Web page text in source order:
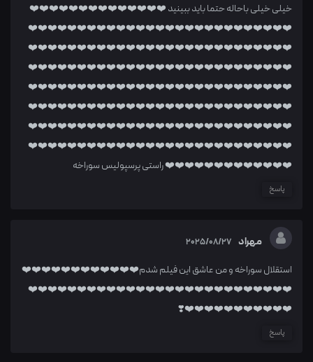
خیلی خیلی باحاله حتما باید ببینید ❤️❤️❤️❤️❤️❤️❤️❤️❤️❤️❤️❤️❤️❤️
❤️❤️❤️❤️❤️❤️❤️❤️❤️❤️❤️❤️❤️❤️❤️❤️❤️❤️❤️❤️❤️❤️❤️❤️❤️❤️❤️
❤️❤️❤️❤️❤️❤️❤️❤️❤️❤️❤️❤️❤️❤️❤️❤️❤️❤️❤️❤️❤️❤️❤️❤️❤️❤️❤️
❤️❤️❤️❤️❤️❤️❤️❤️❤️❤️❤️❤️❤️❤️❤️❤️❤️❤️❤️❤️❤️❤️❤️❤️❤️❤️❤️
❤️❤️❤️❤️❤️❤️❤️❤️❤️❤️❤️❤️❤️❤️❤️❤️❤️❤️❤️❤️❤️❤️❤️❤️❤️❤️❤️
❤️❤️❤️❤️❤️❤️❤️❤️❤️❤️❤️❤️❤️❤️❤️❤️❤️❤️❤️❤️❤️❤️❤️❤️❤️❤️❤️
❤️❤️❤️❤️❤️❤️❤️❤️❤️❤️❤️❤️❤️❤️❤️❤️❤️❤️❤️❤️❤️❤️❤️❤️❤️❤️❤️
❤️❤️❤️❤️❤️❤️❤️❤️❤️❤️❤️❤️❤️❤️❤️❤️❤️❤️❤️❤️❤️❤️❤️❤️❤️❤️❤️
❤️❤️❤️❤️❤️❤️❤️❤️❤️❤️❤️❤️❤️ راستی پرسپولیس سوراخه
پاسخ
مهراد 2025/08/27
استقلال سوراخه و من عاشق این فیلم شدم❤️❤️❤️❤️❤️❤️❤️❤️❤️❤️❤️❤️
❤️❤️❤️❤️❤️❤️❤️❤️❤️❤️❤️❤️❤️❤️❤️❤️❤️❤️❤️❤️❤️❤️❤️❤️❤️❤️❤️
❤️❤️❤️❤️❤️❤️❤️❤️❤️❤️❤️❣️
پاسخ